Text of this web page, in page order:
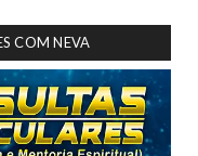
COM NEVA